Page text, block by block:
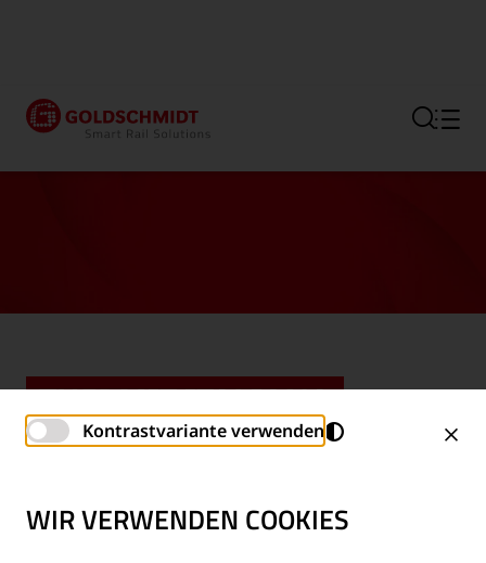
THERMIT ITALIANA
WIRD ZU
GOLDSCHMIDT
Kontrastvariante verwenden
WIR VERWENDEN COOKIES